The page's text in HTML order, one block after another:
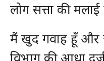
लोग सत्ता की
मैं खुद गवाह हूँ और
विभाग की आधा